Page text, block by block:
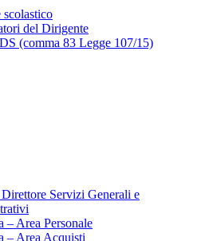
del Dirigente
(comma 83 Legge 107/15)
Servizi Generali e
– Area Personale
– Area Acquisti